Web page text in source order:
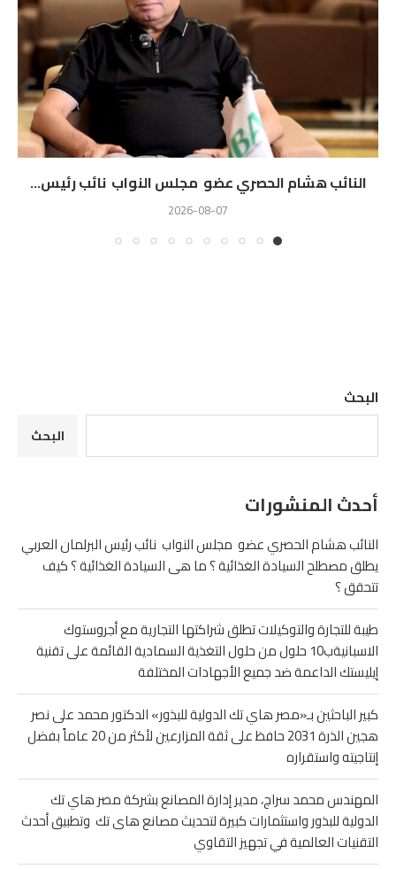
النائب هشام الحصري عضو مجلس النواب نائب رئيس...
2026-08-07
البحث
البحث
أحدث المنشورات
النائب هشام الحصري عضو مجلس النواب نائب رئيس البرلمان العربي
يطلق مصطلح السيادة الغذائية ؟ ما هى السيادة الغذائية ؟ كيف
تتحقق ؟
طيبة للتجارة والتوكيلات تطلق شراكتها التجارية مع أجروستوك
الاسبانيةب10 حلول من حلول التغذية السمادية القائمة على تقنية
إيليستك الداعمة ضد جميع الأجهادات المختلفة
كبير الباحثين بـ«مصر هاي تك الدولية للبذور» الدكتور محمد على نصر
هجين الذرة 2031 حافظ على ثقة المزارعين لأكثر من 20 عاماً بفضل
إنتاجيته واستقراره
المهندس محمد سراج، مدير إدارة المصانع بشركة مصر هاي تك
الدولية للبذور واستثمارات كبيرة لتحديث مصانع هاى تك وتطبيق أحدث
التقنيات العالمية في تجهيز التقاوي